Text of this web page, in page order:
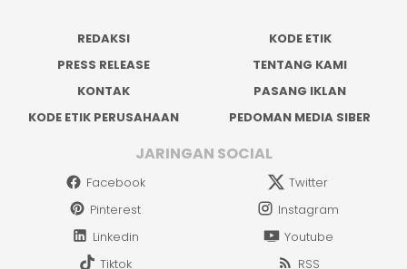
REDAKSI
KODE ETIK
PRESS RELEASE
TENTANG KAMI
KONTAK
PASANG IKLAN
KODE ETIK PERUSAHAAN
PEDOMAN MEDIA SIBER
JARINGAN SOCIAL
Facebook
Twitter
Pinterest
Instagram
Linkedin
Youtube
Tiktok
RSS